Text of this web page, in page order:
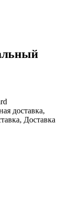
доставка,
Доставка